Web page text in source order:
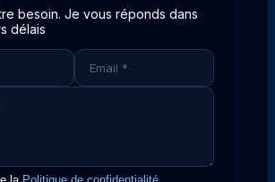
besoin. Je vous réponds dans
délais